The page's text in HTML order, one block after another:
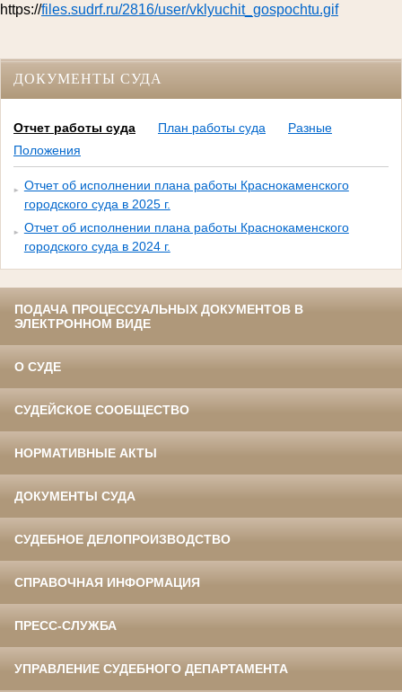
https://files.sudrf.ru/2816/user/vklyuchit_gospochtu.gif
ДОКУМЕНТЫ СУДА
Отчет работы суда План работы суда
Разные
Положения
Отчет об исполнении плана работы Краснокаменского
городского суда в 2025 г.
Отчет об исполнении плана работы Краснокаменского
городского суда в 2024 г.
ПОДАЧА ПРОЦЕССУАЛЬНЫХ ДОКУМЕНТОВ В
ЭЛЕКТРОННОМ ВИДЕ
О СУДЕ
СУДЕЙСКОЕ СООБЩЕСТВО
НОРМАТИВНЫЕ АКТЫ
ДОКУМЕНТЫ СУДА
СУДЕБНОЕ ДЕЛОПРОИЗВОДСТВО
СПРАВОЧНАЯ ИНФОРМАЦИЯ
ПРЕСС-СЛУЖБА
УПРАВЛЕНИЕ СУДЕБНОГО ДЕПАРТАМЕНТА